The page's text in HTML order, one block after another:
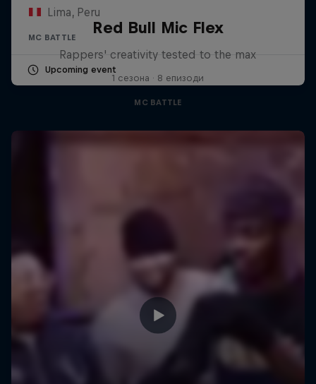
Lima, Peru
MC BATTLE
Upcoming event
Red Bull Mic Flex
Rappers' creativity tested to the max
1 сезона · 8 епизоди
MC BATTLE